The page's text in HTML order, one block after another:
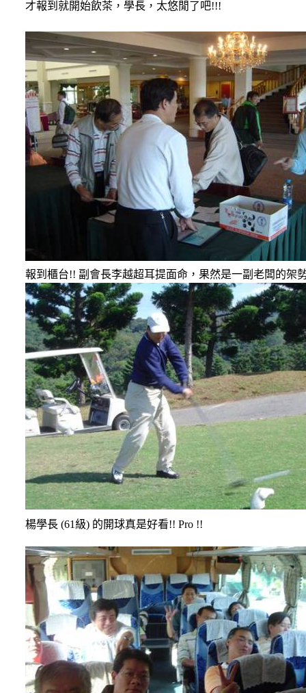
才報到就開始飲茶，學長，太悠閒了吧!!!
報到櫃台!! 副會長李越超耳提面命，果然是一副老闆的架
楊學長(61 級) 的開球真是好看!! Pro !!